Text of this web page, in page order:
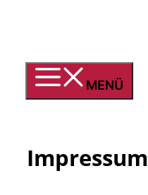
springen
MENÜ
Impressum